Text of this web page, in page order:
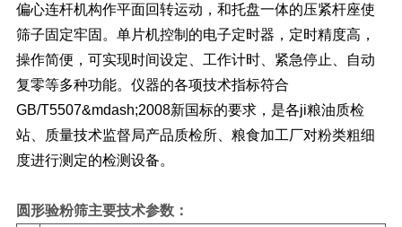
偏心连杆机构作平面回转运动，和托盘一体的压紧杆座使
筛子固定牢固。单片机控制的电子定时器，定时精度高，
操作简便，可实现时间设定、工作计时、紧急停止、自动
复零等多种功能。仪器的各项技术指标符合
GB/T5507&mdash;2008新国标的要求，是各ji粮油质检
站、质量技术监督局产品质检所、粮食加工厂对粉类粗细
度进行测定的检测设备。
圆形验粉筛主要技术参数：